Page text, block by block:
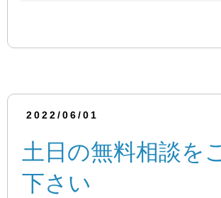
2022/06/01
土日の無料相談を
下さい